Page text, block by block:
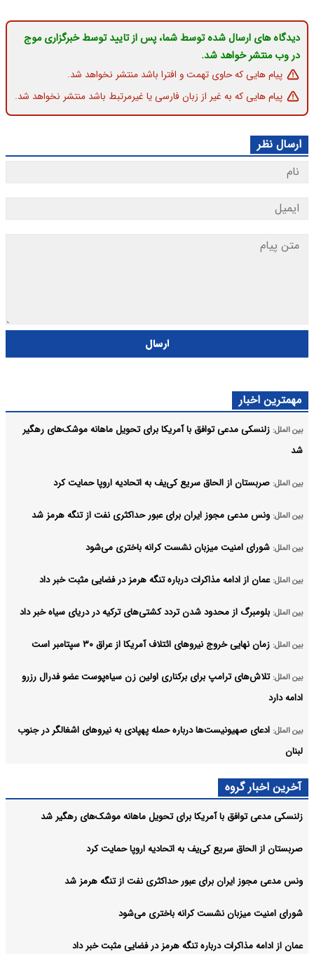
دیدگاه های ارسال شده توسط شما، پس از تایید توسط خبرگزاری موج
در وب منتشر خواهد شد.
پیام هایی که حاوی تهمت و افترا باشد منتشر نخواهد شد.
پیام هایی که به غیر از زبان فارسی یا غیرمرتبط باشد منتشر نخواهد شد.
ارسال نظر
ارسال
مهمترین اخبار
بین الملل: زلنسکی مدعی توافق با آمریکا برای تحویل ماهانه موشک‌های رهگیر
شد
بین الملل: صربستان از الحاق سریع کی‌یف به اتحادیه اروپا حمایت کرد
بین الملل: ونس مدعی مجوز ایران برای عبور حداکثری نفت از تنگه هرمز شد
بین الملل: شورای امنیت میزبان نشست کرانه باختری می‌شود
بین الملل: عمان از ادامه مذاکرات درباره تنگه هرمز در فضایی مثبت خبر داد
بین الملل: بلومبرگ از محدود شدن تردد کشتی‌های ترکیه در دریای سیاه خبر داد
بین الملل: زمان نهایی خروج نیروهای ائتلاف آمریکا از عراق ۳۰ سپتامبر است
بین الملل: تلاش‌های ترامپ برای برکناری اولین زن سیاه‌پوست عضو فدرال رزرو
ادامه دارد
بین الملل: ادعای صهیونیست‌ها درباره حمله پهپادی به نیروهای اشغالگر در جنوب
لبنان
بین الملل: طرح داعش برای بمب‌گذاری در منطقه سیده زینب دمشق خنثی شد
آرشیو
آخرین اخبار گروه
زلنسکی مدعی توافق با آمریکا برای تحویل ماهانه موشک‌های رهگیر شد
صربستان از الحاق سریع کی‌یف به اتحادیه اروپا حمایت کرد
ونس مدعی مجوز ایران برای عبور حداکثری نفت از تنگه هرمز شد
شورای امنیت میزبان نشست کرانه باختری می‌شود
عمان از ادامه مذاکرات درباره تنگه هرمز در فضایی مثبت خبر داد